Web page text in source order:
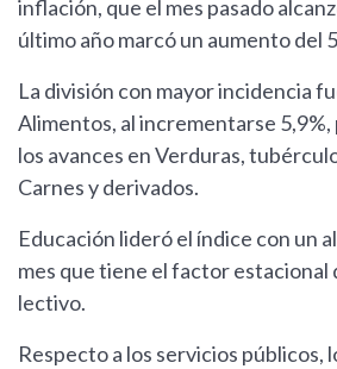
inflación, que el mes pasado
último año marcó un aumento del
La división con mayor incidencia
Alimentos, al incrementarse
los avances en Verduras,
Carnes y derivados.
Educación lideró el índice con un
mes que tiene el factor estacional
lectivo.
Respecto a los servicios públicos,